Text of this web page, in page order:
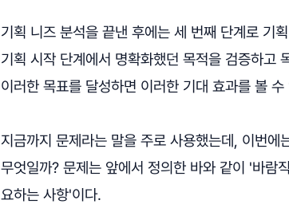
기획 니즈 분석을 끝낸 후에는 세 번째 단계로 기
기획 시작 단계에서 명확화했던 목적을 검증하고
이러한 목표를 달성하면 이러한 기대 효과를 볼
지금까지 문제라는 말을 주로 사용했는데, 이번
무엇일까? 문제는 앞에서 정의한 바와 같이 '바
요하는 사항'이다.